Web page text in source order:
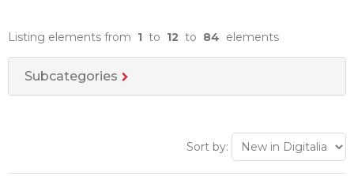
Listing elements from 1 to 12 to 84 elements
Subcategories
Sort by: